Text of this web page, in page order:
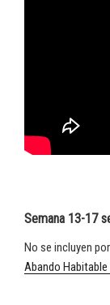
Semana 13-17
No se incluyen
Abando Habitable